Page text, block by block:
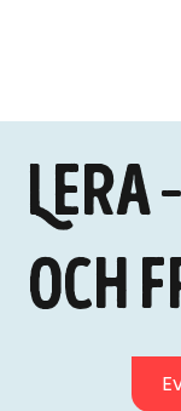
Lera
och